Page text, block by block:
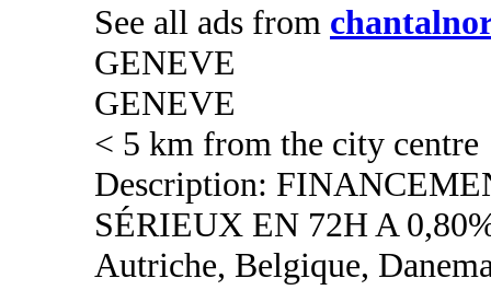
See all ads from
GENEVE
GENEVE
< 5 km from the city centre
Description:
SÉRIEUX EN 72H A
Autriche, Belgique,